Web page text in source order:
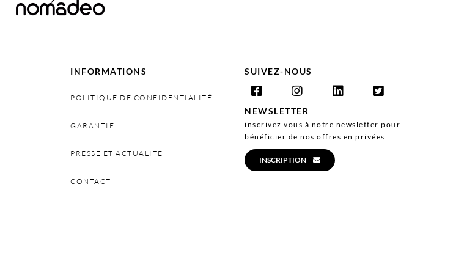
INFORMATIONS
POLITIQUE DE CONFIDENTIALITÉ
GARANTIE
PRESSE ET ACTUALITÉ
CONTACT
SUIVEZ-NOUS
NEWSLETTER
inscrivez vous à notre newsletter pour
bénéficier de nos offres en privées
INSCRIPTION